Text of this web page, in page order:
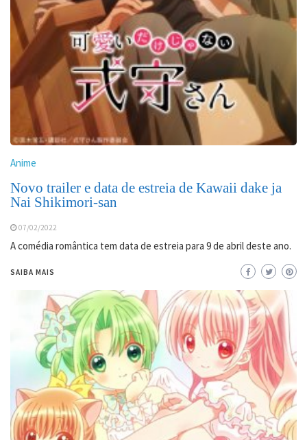
Anime
Novo trailer e data de estreia de Kawaii dake ja
Nai Shikimori-san
07/02/2022
A comédia romântica tem data de estreia para 9 de abril deste ano.
SAIBA MAIS